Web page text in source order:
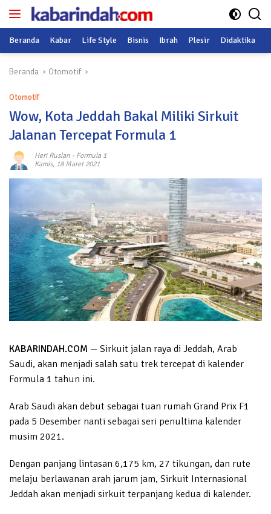
Langsung
Beranda Kabar Life Style Bisnis Ibrah Plesir Didaktika
Beranda Otomotif
Otomotif
Wow, Kota Jeddah Bakal Miliki Sirkuit
Jalanan Tercepat Formula 1
Heri Ruslan - Formula 1
Kamis, 18 Maret 2021
KABARINDAH.COM — Sirkuit jalan raya di Jeddah, Arab
Saudi, akan menjadi salah satu trek tercepat di kalender
Formula 1 tahun ini.
Arab Saudi akan debut sebagai tuan rumah Grand Prix F1
pada 5 Desember nanti sebagai seri penultima kalender
musim 2021.
Dengan panjang lintasan 6,175 km, 27 tikungan, dan rute
melaju berlawanan arah jarum jam, Sirkuit Internasional
Jeddah akan menjadi sirkuit terpanjang kedua di kalender.